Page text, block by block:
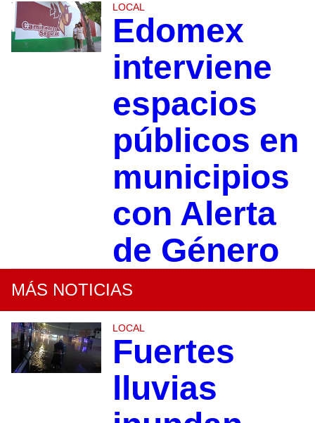
LOCAL
Edomex
interviene
espacios
públicos en
municipios
con Alerta
de Género
MÁS NOTICIAS
LOCAL
Fuertes
lluvias